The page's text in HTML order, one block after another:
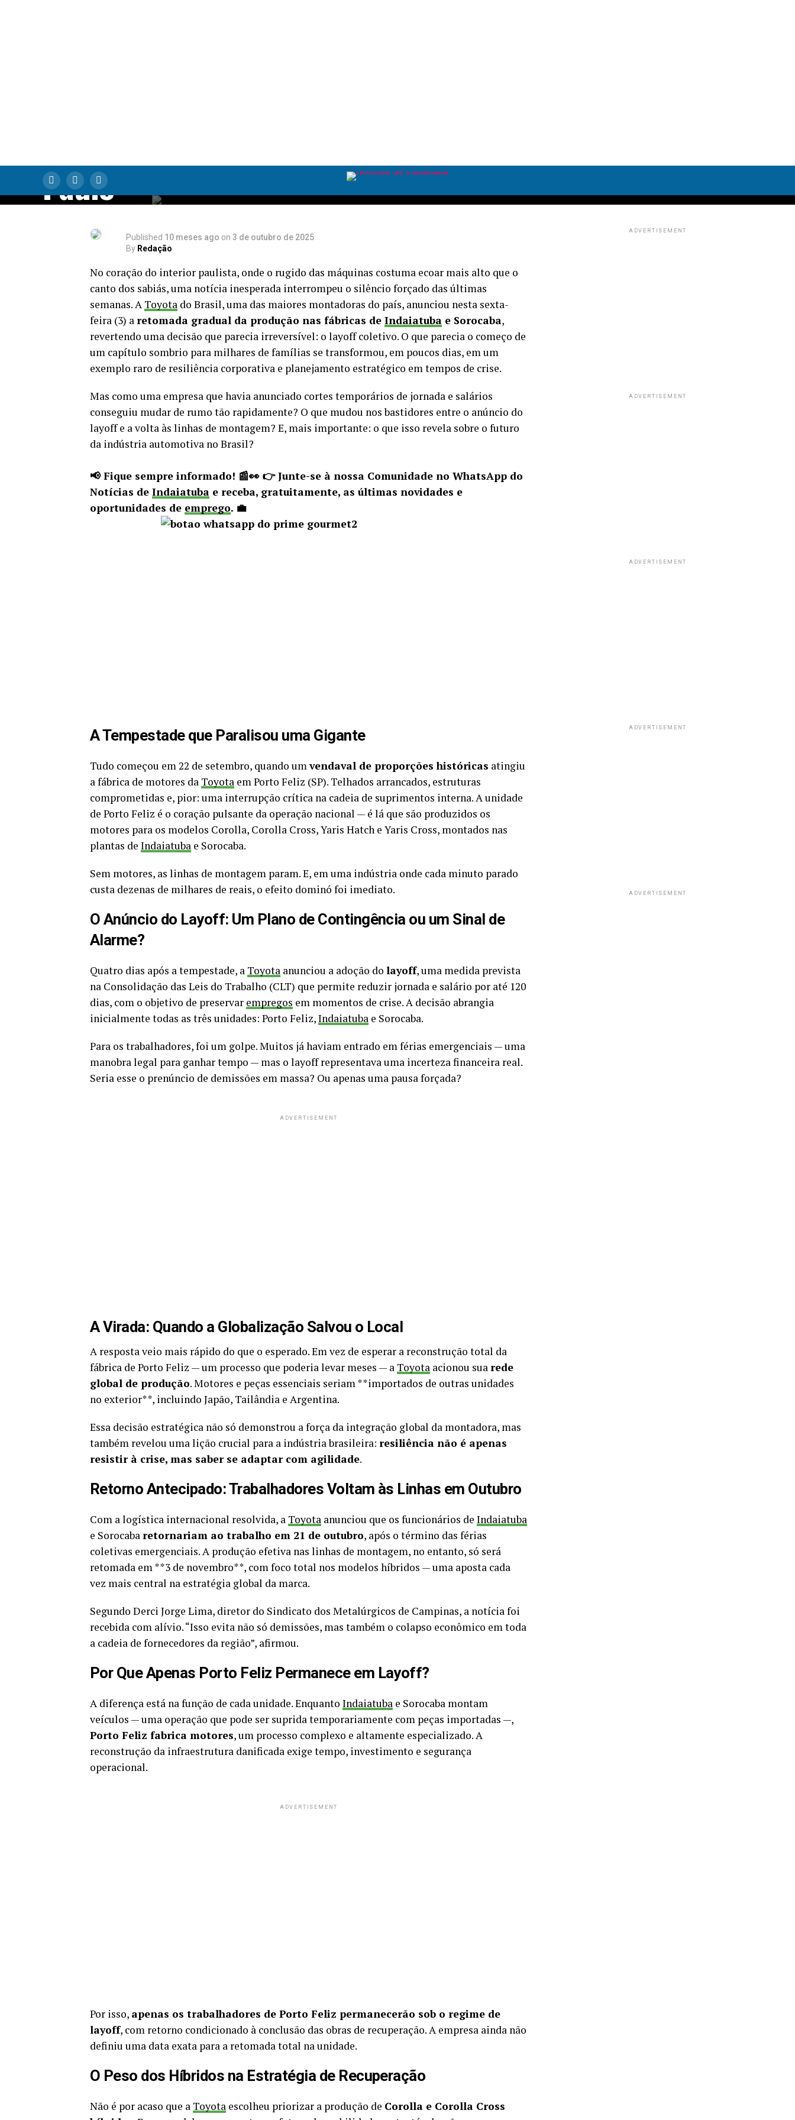
Interior de São
Paulo
Published 10 meses ago on 3 de outubro de 2025
By Redação
No coração do interior paulista, onde o rugido das máquinas costuma ecoar mais alto que o
canto dos sabiás, uma notícia inesperada interrompeu o silêncio forçado das últimas
semanas. A Toyota do Brasil, uma das maiores montadoras do país, anunciou nesta sexta-
feira (3) aretomada gradual da produção nas fábricas de Indaiatuba e Sorocaba,
revertendo uma decisão que parecia irreversível: o layoff coletivo. O que parecia o começo de
um capítulo sombrio para milhares de famílias se transformou, em poucos dias, em um
exemplo raro de resiliência corporativa e planejamento estratégico em tempos de crise.
Mas como uma empresa que havia anunciado cortes temporários de jornada e salários
conseguiu mudar de rumo tão rapidamente? O que mudou nos bastidores entre o anúncio do
layoff e a volta às linhas de montagem? E, mais importante: o que isso revela sobre o futuro
da indústria automotiva no Brasil?
📢 Fique sempre informado! 📰👀 👉 Junte-se à nossa Comunidade no WhatsApp do
Notícias de Indaiatuba e receba, gratuitamente, as últimas novidades e
oportunidades de emprego. 💼
A Tempestade que Paralisou uma Gigante
Tudo começou em 22 de setembro, quando umvendaval de proporções históricas atingiu
a fábrica de motores da Toyota em Porto Feliz (SP). Telhados arrancados, estruturas
comprometidas e, pior: uma interrupção crítica na cadeia de suprimentos interna. A unidade
de Porto Feliz é o coração pulsante da operação nacional — é lá que são produzidos os
motores para os modelos Corolla, Corolla Cross, Yaris Hatch e Yaris Cross, montados nas
plantas de Indaiatuba e Sorocaba.
Sem motores, as linhas de montagem param. E, em uma indústria onde cada minuto parado
custa dezenas de milhares de reais, o efeito dominó foi imediato.
O Anúncio do Layoff: Um Plano de Contingência ou um Sinal de
Alarme?
Quatro dias após a tempestade, a Toyota anunciou a adoção do layoff, uma medida prevista
na Consolidação das Leis do Trabalho (CLT) que permite reduzir jornada e salário por até 120
dias, com o objetivo de preservar empregos em momentos de crise. A decisão abrangia
inicialmente todas as três unidades: Porto Feliz,Indaiatuba e Sorocaba.
Para os trabalhadores, foi um golpe. Muitos já haviam entrado em férias emergenciais — uma
manobra legal para ganhar tempo — mas o layoff representava uma incerteza financeira real.
Seria esse o prenúncio de demissões em massa? Ou apenas uma pausa forçada?
ADVERTISEMENT
A Virada: Quando a Globalização Salvou o Local
A resposta veio mais rápido do que o esperado. Em vez de esperar a reconstrução total da
fábrica de Porto Feliz — um processo que poderia levar meses — a Toyota acionou suarede
global de produção. Motores e peças essenciais seriam **importados de outras unidades
no exterior**, incluindo Japão, Tailândia e Argentina.
Essa decisão estratégica não só demonstrou a força da integração global da montadora, mas
também revelou uma lição crucial para a indústria brasileira: resiliência não é apenas
resistir à crise, mas saber se adaptar com agilidade.
Retorno Antecipado: Trabalhadores Voltam às Linhas em Outubro
Com a logística internacional resolvida, a Toyota anunciou que os funcionários de Indaiatuba
e Sorocabaretornariam ao trabalho em 21 de outubro, após o término das férias
coletivas emergenciais. A produção efetiva nas linhas de montagem, no entanto, só será
retomada em **3 de novembro**, com foco total nos modelos híbridos — uma aposta cada
vez mais central na estratégia global da marca.
Segundo Derci Jorge Lima, diretor do Sindicato dos Metalúrgicos de Campinas, a notícia foi
recebida com alívio. “Isso evita não só demissões, mas também o colapso econômico em toda
a cadeia de fornecedores da região”, afirmou.
Por Que Apenas Porto Feliz Permanece em Layoff?
A diferença está na função de cada unidade. Enquanto Indaiatuba e Sorocaba montam
veículos — uma operação que pode ser suprida temporariamente com peças importadas —,
Porto Feliz fabrica motores, um processo complexo e altamente especializado. A
reconstrução da infraestrutura danificada exige tempo, investimento e segurança
operacional.
ADVERTISEMENT
Por isso, apenas os trabalhadores de Porto Feliz permanecerão sob o regime de
layoff, com retorno condicionado à conclusão das obras de recuperação. A empresa ainda não
definiu uma data exata para a retomada total na unidade.
O Peso dos Híbridos na Estratégia de Recuperação
Não é por acaso que a Toyota escolheu priorizar a produção de Corolla e Corolla Cross
ADVERTISEMENT
ADVERTISEMENT
ADVERTISEMENT
ADVERTISEMENT
ADVERTISEMENT